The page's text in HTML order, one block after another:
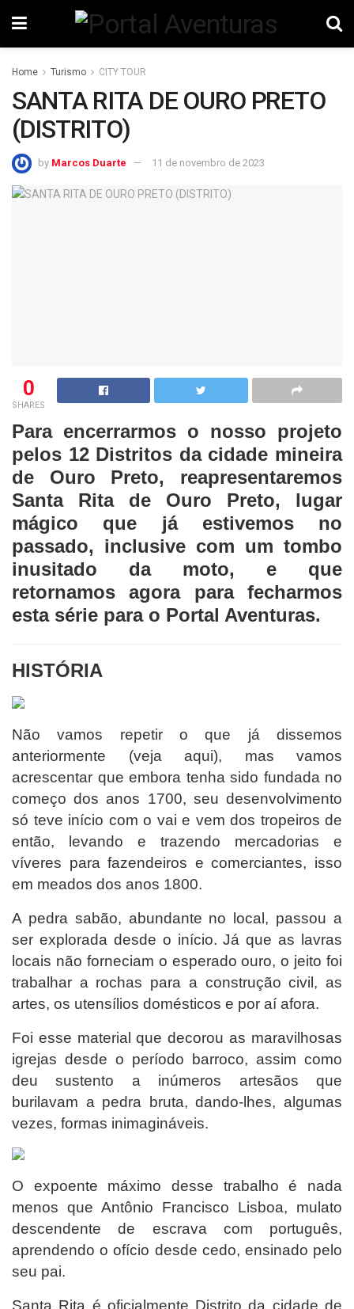
Home Turismo CITY TOUR
SANTA RITA DE OURO PRETO
(DISTRITO)
by Marcos Duarte 11 de novembro de 2023
0
SHARES
Para encerrarmos o nosso projeto
pelos 12 Distritos da cidade mineira
de Ouro Preto, reapresentaremos
Santa Rita de Ouro Preto, lugar
mágico que já estivemos no
passado, inclusive com um tombo
inusitado da moto, e que
retornamos agora para fecharmos
esta série para o Portal Aventuras.
HISTÓRIA
Não vamos repetir o que já dissemos
anteriormente (veja aqui), mas vamos
acrescentar que embora tenha sido fundada no
começo dos anos 1700, seu desenvolvimento
só teve início com o vai e vem dos tropeiros de
então, levando e trazendo mercadorias e
víveres para fazendeiros e comerciantes, isso
em meados dos anos 1800.
A pedra sabão, abundante no local, passou a
ser explorada desde o início. Já que as lavras
locais não forneciam o esperado ouro, o jeito foi
trabalhar a rochas para a construção civil, as
artes, os utensílios domésticos e por aí afora.
Foi esse material que decorou as maravilhosas
igrejas desde o período barroco, assim como
deu sustento a inúmeros artesãos que
burilavam a pedra bruta, dando-lhes, algumas
vezes, formas inimagináveis.
O expoente máximo desse trabalho é nada
menos que Antônio Francisco Lisboa, mulato
descendente de escrava com português,
aprendendo o ofício desde cedo, ensinado pelo
seu pai.
Santa Rita é oficialmente Distrito da cidade de